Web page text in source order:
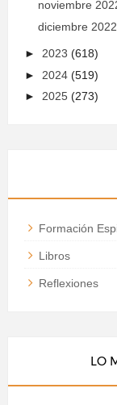
noviembre
diciembre 2022
► 2023 (618)
► 2024 (519)
► 2025 (273)
Formación
Libros
Reflexiones
LO